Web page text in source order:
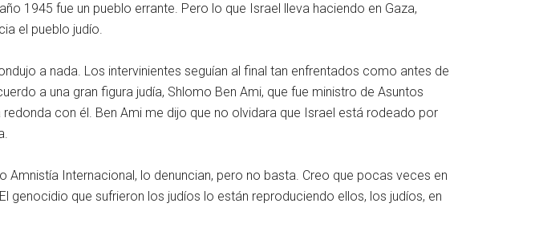
1945 fue un pueblo errante. Pero lo que Israel lleva haciendo en Gaza,
el pueblo judío.
a nada. Los intervinientes seguían al final tan enfrentados como antes de
a una gran figura judía, Shlomo Ben Ami, que fue ministro de Asuntos
con él. Ben Ami me dijo que no olvidara que Israel está rodeado por
Internacional, lo denuncian, pero no basta. Creo que pocas veces en
que sufrieron los judíos lo están reproduciendo ellos, los judíos, en